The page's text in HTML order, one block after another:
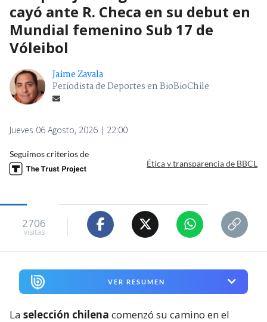
cayó ante R. Checa en su debut en
Mundial femenino Sub 17 de
Vóleibol
Jaime Zavala
Periodista de Deportes en BioBioChile
Jueves 06 Agosto, 2026 | 22:00
Seguimos criterios de
Ética y transparencia de BBCL
2706
visitas
VER RESUMEN
La selección chilena comenzó su camino en el